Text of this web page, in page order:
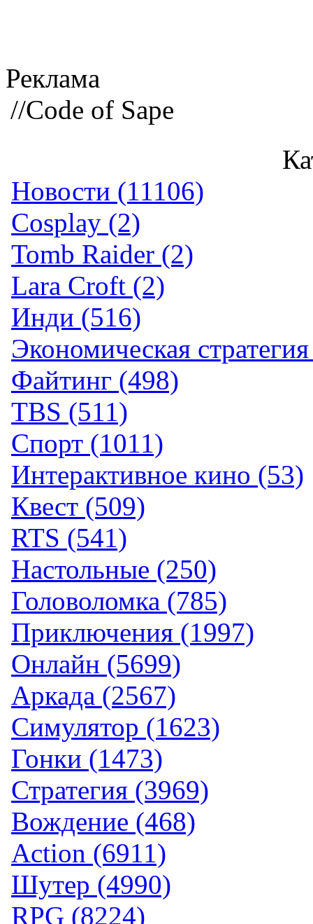
Реклама
//Code of Sape
Новости (11106)
Cosplay (2)
Tomb Raider (2)
Lara Croft (2)
Инди (516)
Экономическая
Файтинг (498)
TBS (511)
Спорт (1011)
Интерактивное кино (53)
Квест (509)
RTS (541)
Настольные (250)
Головоломка (785)
Приключения (1997)
Онлайн (5699)
Аркада (2567)
Симулятор (1623)
Гонки (1473)
Стратегия (3969)
Вождение (468)
Action (6911)
Шутер (4990)
RPG (8224)